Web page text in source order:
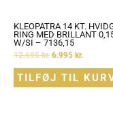
KLEOPATRA 14 KT.
RING MED BRILLANT
W/SI – 7136,15
12.695kr. 6.995 kr.
TILFØJ TIL